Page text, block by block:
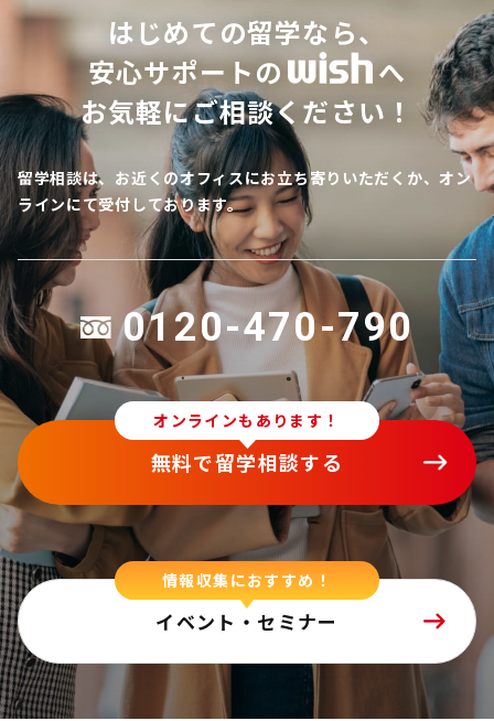
はじめての留学なら、
安心サポートの
へ
お気軽にご相談ください！
留学相談は、お近くのオフィスにお立ち寄りいただくか、オン
ラインにて受付しております。
0120-470-790
オンラインもあります！
無料で留学相談する
情報収集におすすめ！
イベント・セミナー